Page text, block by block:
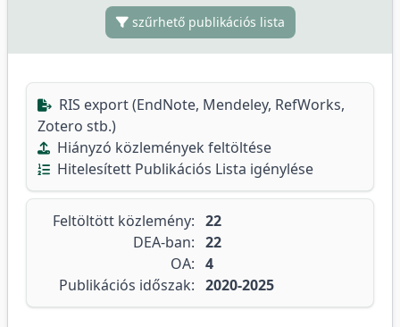
szűrhető publikációs lista
RIS export (EndNote, Mendeley, RefWorks,
Zotero stb.)
Hiányzó közlemények feltöltése
Hitelesített Publikációs Lista igénylése
Feltöltött közlemény: 22
DEA-ban: 22
OA: 4
Publikációs időszak: 2020-2025